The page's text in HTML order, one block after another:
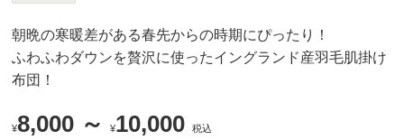
朝晩の寒暖差がある春先からの時期にぴったり！
ふわふわダウンを贅沢に使ったイングランド産羽毛肌掛け
布団！
¥8,000 ～¥10,000 税込